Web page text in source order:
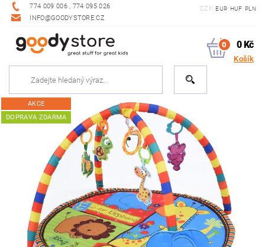
774 009 006 , 774 095 026
INFO@GOODYSTORE.CZ
CZK EUR HUF PLN
0 0 Kč
Košík
AKCE
DOPRAVA ZDARMA